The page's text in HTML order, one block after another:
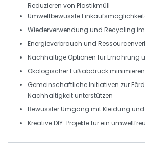
Reduzieren von Plastikmüll
Umweltbewusste
Wiederverwendung und Recycling
Energieverbrauch und
Nachhaltige Optionen für Ernährung
Ökologischer Fußabdruckminimieren
Gemeinschaftliche Initiativen zur
Nachhaltigkeitunterstützen
Bewusster Umgang mit Kleidung und
Kreative DIY-Projekte für ein